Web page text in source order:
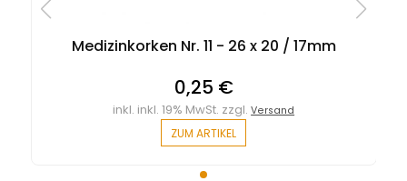
Medizinkorken Nr. 11 - 26 x 20 / 17mm
0,25 €
inkl. inkl. 19% MwSt. zzgl.Versand
ZUM ARTIKEL